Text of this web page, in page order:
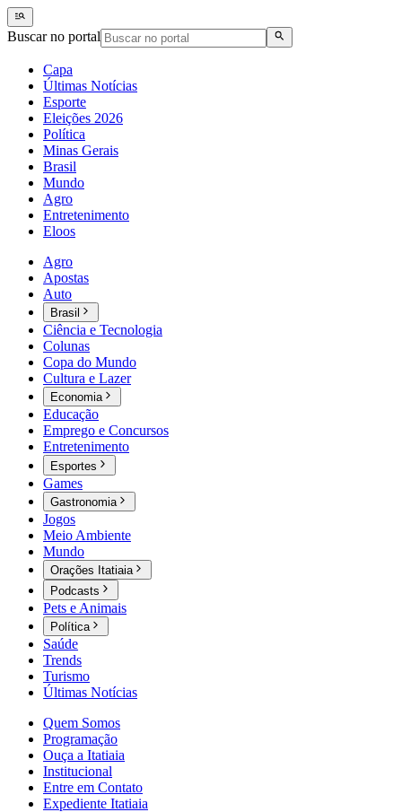
Buscar no portal
Capa
Últimas Notícias
Esporte
Eleições 2026
Política
Minas Gerais
Brasil
Mundo
Agro
Entretenimento
Eloos
Agro
Apostas
Auto
Brasil
Ciência e Tecnologia
Colunas
Copa do Mundo
Cultura e Lazer
Economia
Educação
Emprego e Concursos
Entretenimento
Esportes
Games
Gastronomia
Jogos
Meio Ambiente
Mundo
Orações Itatiaia
Podcasts
Pets e Animais
Política
Saúde
Trends
Turismo
Últimas Notícias
Quem Somos
Programação
Ouça a Itatiaia
Institucional
Entre em Contato
Expediente Itatiaia